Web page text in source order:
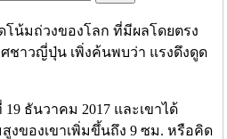
โน้มถ่วงของโลก ที่มีผลโดยตรง
ศชาวญี่ปุ่น เพิ่งค้นพบว่า แรงดึงดูด
ธันวาคม 2017 และเขาได้
งของเขาเพิ่มขึ้นถึง 9 ซม. หรือคิด